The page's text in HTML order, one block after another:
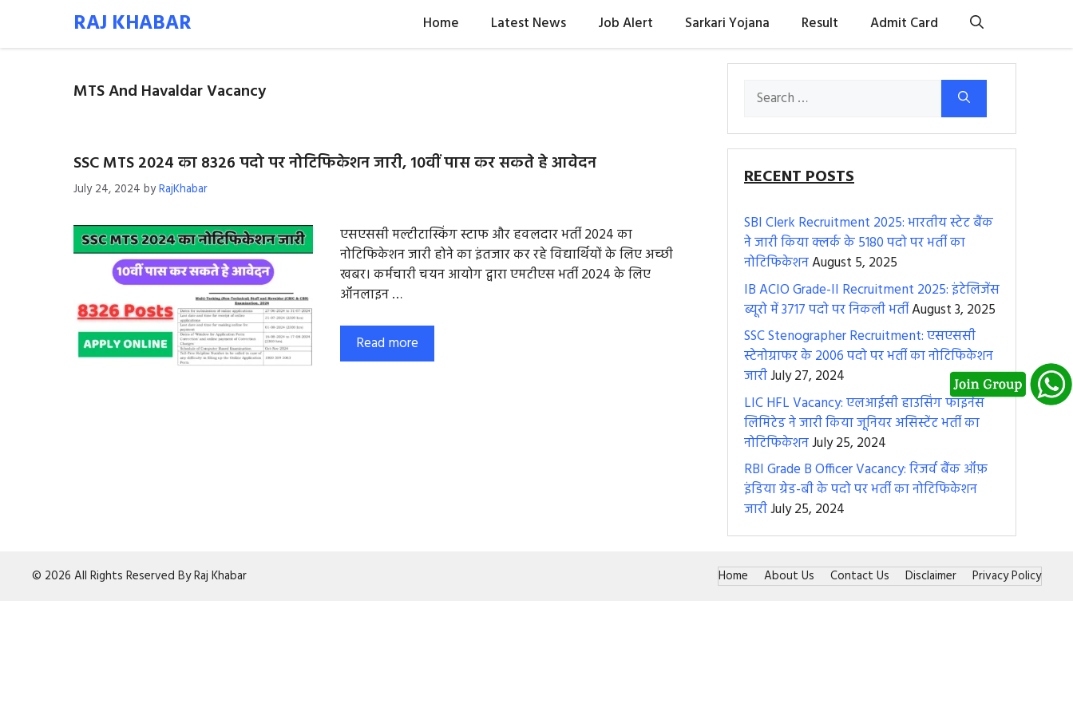
content
RAJ KHABAR Home Latest News Job Alert Sarkari Yojana Result Admit Card
MTS And Havaldar Vacancy
SSC MTS 2024 का 8326 पदो पर नोटिफिकेशन जारी, 10वीं पास कर सकते हे आवेदन
July 24, 2024 byRajKhabar
एसएससी मल्टीटास्किंग स्टाफ और हवलदार भर्ती 2024 का
नोटिफिकेशन जारी होने का इंतजार कर रहे विद्यार्थियों के लिए अच्छी
खबर। कर्मचारी चयन आयोग द्वारा एमटीएस भर्ती 2024 के लिए
ऑनलाइन …
Read more
Search
for:
RECENT POSTS
SBI Clerk Recruitment 2025: भारतीय स्टेट बैंक
ने जारी किया क्लर्क के 5180 पदो पर भर्ती का
नोटिफिकेशनAugust 5, 2025
IB ACIO Grade-II Recruitment 2025: इंटेलिजेंस
ब्यूरो में 3717 पदो पर निकली भर्तीAugust 3, 2025
SSC Stenographer Recruitment: एसएससी
स्टेनोग्राफर के 2006 पदो पर भर्ती का नोटिफिकेशन
जारीJuly 27, 2024
LIC HFL Vacancy: एलआईसी हाउसिंग फाइनेंस
लिमिटेड ने जारी किया जूनियर असिस्टेंट भर्ती का
नोटिफिकेशनJuly 25, 2024
RBI Grade B Officer Vacancy: रिजर्व बैंक ऑफ़
इंडिया ग्रेड-बी के पदो पर भर्ती का नोटिफिकेशन
जारीJuly 25, 2024
Home About Us Contact Us Disclaimer Privacy Policy
© 2026 All Rights Reserved By Raj Khabar